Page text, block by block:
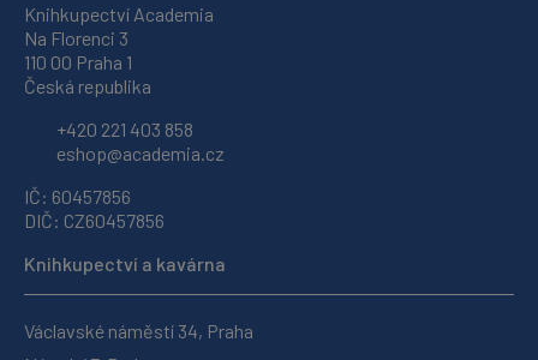
Knihkupectví Academia
Na Florenci 3
110 00 Praha 1
Česká republika
+420 221 403 858
eshop@academia.cz
IČ: 60457856
DIČ: CZ60457856
Knihkupectví a kavárna
Václavské náměstí 34, Praha